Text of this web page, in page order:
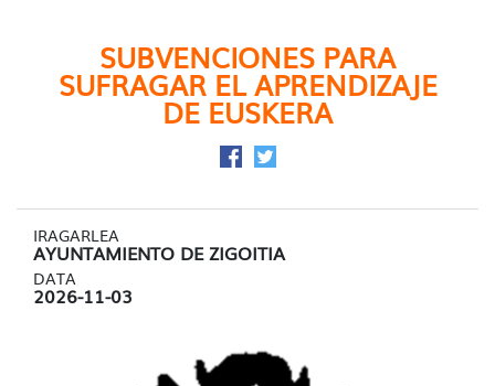
SUBVENCIONES PARA
SUFRAGAR EL APRENDIZAJE
DE EUSKERA
Facebook-en partekatu
Twitter-en partekatu
IRAGARLEA
AYUNTAMIENTO DE ZIGOITIA
DATA
2026-11-03